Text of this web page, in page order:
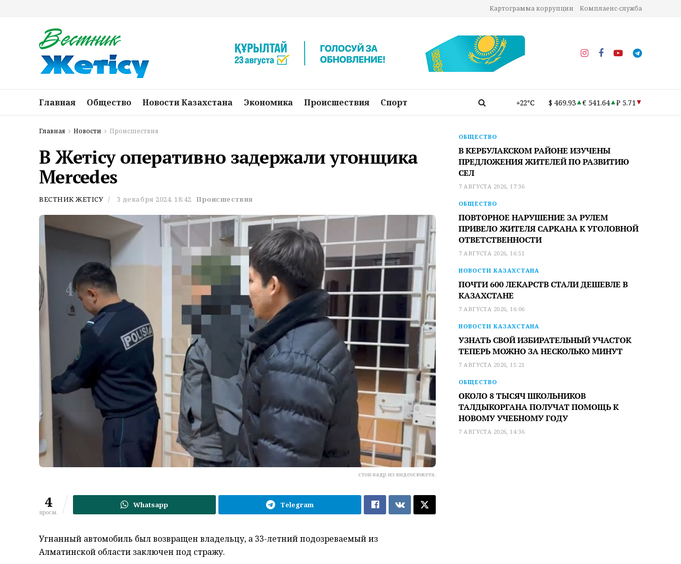
Картограмма коррупции Комплаенс-служба
Главная Общество Новости Казахстана Экономика Происшествия Спорт +22°C $ 469.93 € 541.64 ₽ 5.71
Главная Новости Происшествия
В Жетісу оперативно задержали угонщика
Mercedes
ВЕСТНИК ЖЕТІСУ 3 декабря 2024, 18:42 Происшествия
стоп-кадр из видеосюжета.
4
просм.
Whatsapp Telegram
Угнанный автомобиль был возвращен владельцу, а 33-летний подозреваемый из
Алматинской области заключен под стражу.
ОБЩЕСТВО
В КЕРБУЛАКСКОМ РАЙОНЕ ИЗУЧЕНЫ
ПРЕДЛОЖЕНИЯ ЖИТЕЛЕЙ ПО РАЗВИТИЮ
СЕЛ
7 АВГУСТА 2026, 17:36
ОБЩЕСТВО
ПОВТОРНОЕ НАРУШЕНИЕ ЗА РУЛЕМ
ПРИВЕЛО ЖИТЕЛЯ САРКАНА К УГОЛОВНОЙ
ОТВЕТСТВЕННОСТИ
7 АВГУСТА 2026, 16:51
НОВОСТИ КАЗАХСТАНА
ПОЧТИ 600 ЛЕКАРСТВ СТАЛИ ДЕШЕВЛЕ В
КАЗАХСТАНЕ
7 АВГУСТА 2026, 16:06
НОВОСТИ КАЗАХСТАНА
УЗНАТЬ СВОЙ ИЗБИРАТЕЛЬНЫЙ УЧАСТОК
ТЕПЕРЬ МОЖНО ЗА НЕСКОЛЬКО МИНУТ
7 АВГУСТА 2026, 15:21
ОБЩЕСТВО
ОКОЛО 8 ТЫСЯЧ ШКОЛЬНИКОВ
ТАЛДЫКОРГАНА ПОЛУЧАТ ПОМОЩЬ К
НОВОМУ УЧЕБНОМУ ГОДУ
7 АВГУСТА 2026, 14:36